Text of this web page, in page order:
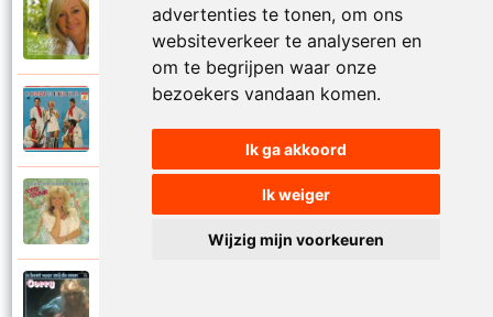
advertenties te tonen, om ons
websiteverkeer te analyseren en
om te begrijpen waar onze
bezoekers vandaan komen.
Ik ga akkoord
Ik weiger
Wijzig mijn voorkeuren
Corry Konings
Jij bent een zeeman